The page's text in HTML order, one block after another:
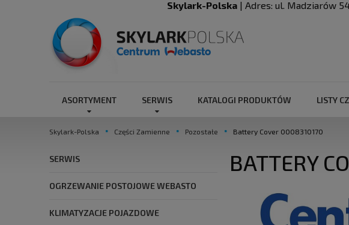
Skylark-Polska| Adres: ul. Madziarów
ASORTYMENT SERWIS KATALOGI PRODUKTÓW LISTY
Skylark-Polska Części Zamienne Pozostałe Battery Cover 0008310170
SERWIS
OGRZEWANIE POSTOJOWE WEBASTO
KLIMATYZACJE POJAZDOWE
BATTERY